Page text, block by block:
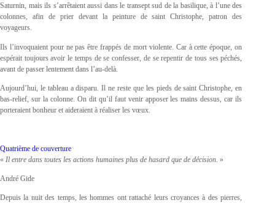
Saturnin, mais ils s’arrêtaient aussi dans le transept sud de la basilique, à l’une des
colonnes, afin de prier devant la peinture de saint Christophe, patron des
voyageurs.
Ils l’invoquaient pour ne pas être frappés de mort violente. Car à cette époque, on
espérait toujours avoir le temps de se confesser, de se repentir de tous ses péchés,
avant de passer lentement dans l’au-delà.
Aujourd’hui, le tableau a disparu. Il ne reste que les pieds de saint Christophe, en
bas-relief, sur la colonne. On dit qu’il faut venir apposer les mains dessus, car ils
porteraient bonheur et aideraient à réaliser les vœux.
Quatrième de couverture
« Il entre dans toutes les actions humaines plus de hasard que de décision. »
André Gide
Depuis la nuit des temps, les hommes ont rattaché leurs croyances à des pierres,